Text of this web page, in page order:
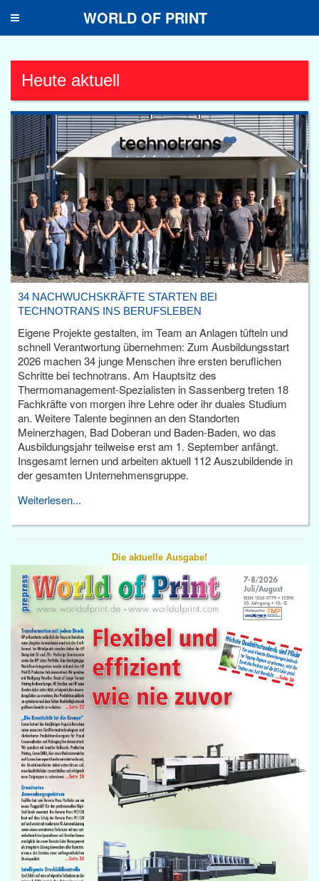
Toggle
WORLD OF PRINT
Heute aktuell
34 NACHWUCHSKRÄFTE STARTEN BEI
TECHNOTRANS INS BERUFSLEBEN
Eigene Projekte gestalten, im Team an Anlagen tüfteln und
schnell Verantwortung übernehmen: Zum Ausbildungsstart
2026 machen 34 junge Menschen ihre ersten beruflichen
Schritte bei technotrans. Am Hauptsitz des
Thermomanagement-Spezialisten in Sassenberg treten 18
Fachkräfte von morgen ihre Lehre oder ihr duales Studium
an. Weitere Talente beginnen an den Standorten
Meinerzhagen, Bad Doberan und Baden-Baden, wo das
Ausbildungsjahr teilweise erst am 1. September anfängt.
Insgesamt lernen und arbeiten aktuell 112 Auszubildende in
der gesamten Unternehmensgruppe.
Weiterlesen...
Die aktuelle Ausgabe!